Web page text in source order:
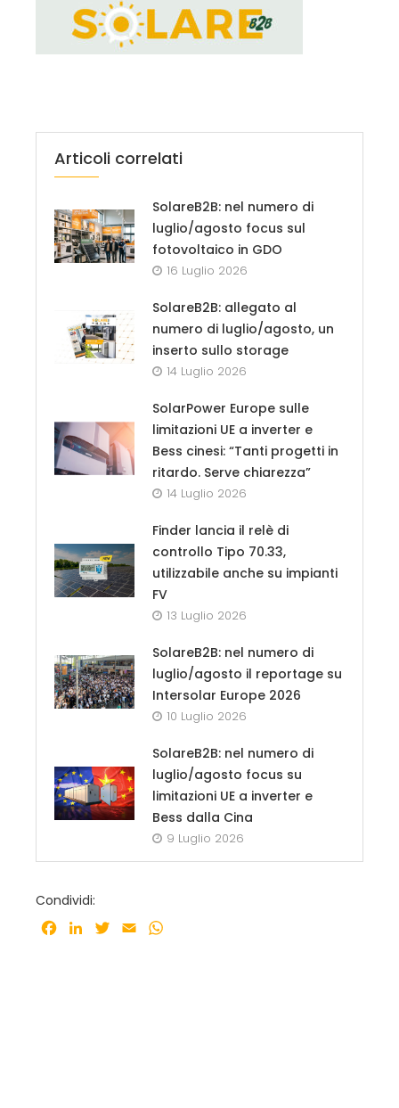
Articoli correlati
SolareB2B: nel numero di
luglio/agosto focus sul
fotovoltaico in GDO
16 Luglio 2026
SolareB2B: allegato al
numero di luglio/agosto, un
inserto sullo storage
14 Luglio 2026
SolarPower Europe sulle
limitazioni UE a inverter e
Bess cinesi: “Tanti progetti in
ritardo. Serve chiarezza”
14 Luglio 2026
Finder lancia il relè di
controllo Tipo 70.33,
utilizzabile anche su impianti
FV
13 Luglio 2026
SolareB2B: nel numero di
luglio/agosto il reportage su
Intersolar Europe 2026
10 Luglio 2026
SolareB2B: nel numero di
luglio/agosto focus su
limitazioni UE a inverter e
Bess dalla Cina
9 Luglio 2026
Condividi:
Facebook
LinkedInTwitter
Email